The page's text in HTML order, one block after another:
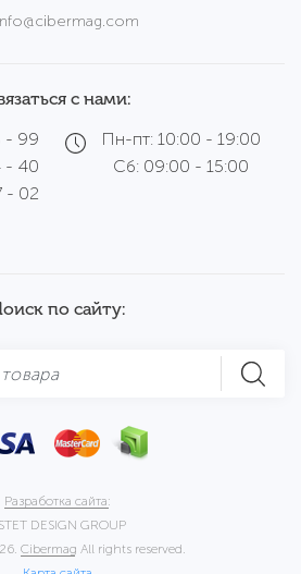
с нами:
- 99
- 40
- 02
Пн-пт: 10:00 - 19:00
Сб: 09:00 - 15:00
по сайту:
Разработка сайта:
DESIGN GROUP
Cibermag All rights reserved.